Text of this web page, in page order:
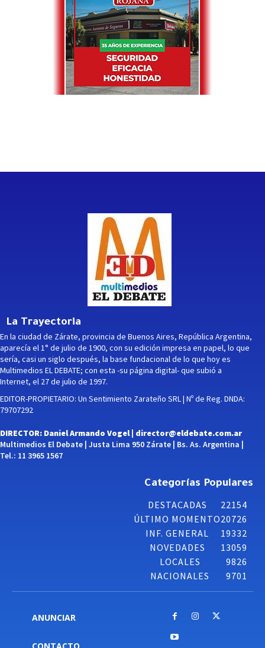
La Trayectoria
En la ciudad de Zárate, provincia de Buenos Aires, República Argentina,
aparecía el 1° de julio de 1900, con su edición impresa en papel, lo que
sería, casi un siglo después, la base fundacional de lo que hoy es
Multimedios EL DEBATE; con esta -su página digital- que subió a
Internet, el 27 de julio de 1997.
EDITOR-PROPIETARIO: Un Sentimiento Zarateño SRL | Nº de Reg. DNDA:
79707292
DIRECTOR: Daniel Armando Vogel | director@eldebate.com.ar
Multimedios El Debate | Justa Lima 950 Zárate | Bs. As. Argentina |
Tel.: 11 3965 1567
Categorías Populares
DESTACADAS
22154
ÚLTIMO MOMENTO20726
INF. GENERAL
19332
NOVEDADES
13059
LOCALES
9826
NACIONALES
9701
ANUNCIAR